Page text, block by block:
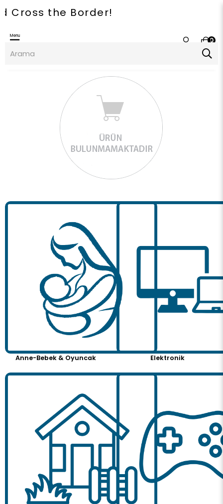
the Border!
0
Menu
Anne-Bebek & Oyuncak Elektronik